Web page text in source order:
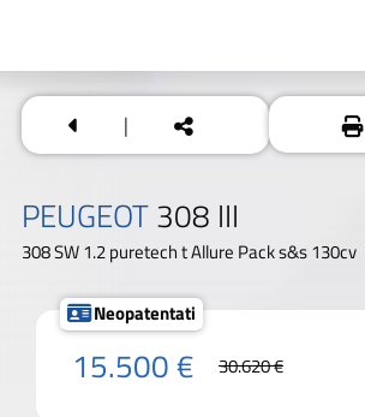
|
PEUGEOT308 III
308 SW 1.2 puretech t Allure Pack s&s 130cv
Neopatentati
15.500 € 30.620 €